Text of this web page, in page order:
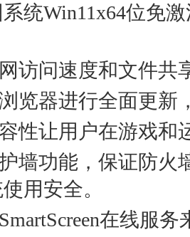
统Win11x64位免
访问速度和文件共
览器进行全面更新
性让用户在游戏和
墙功能，保证防火
用安全。
在线服